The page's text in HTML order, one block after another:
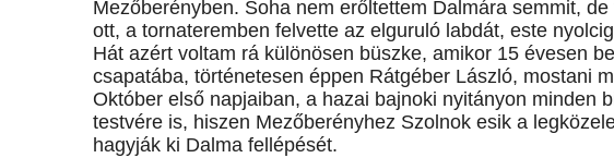
Mezőberényben. Soha nem erőltettem Dalmára semmit,
ott, a tornateremben felvette az elguruló labdát, este
Hát azért voltam rá különösen büszke, amikor 15 évesen
csapatába, történetesen éppen Rátgéber László, mostani
Október első napjaiban, a hazai bajnoki nyitányon minden
testvére is, hiszen Mezőberényhez Szolnok esik a
hagyják ki Dalma fellépését.